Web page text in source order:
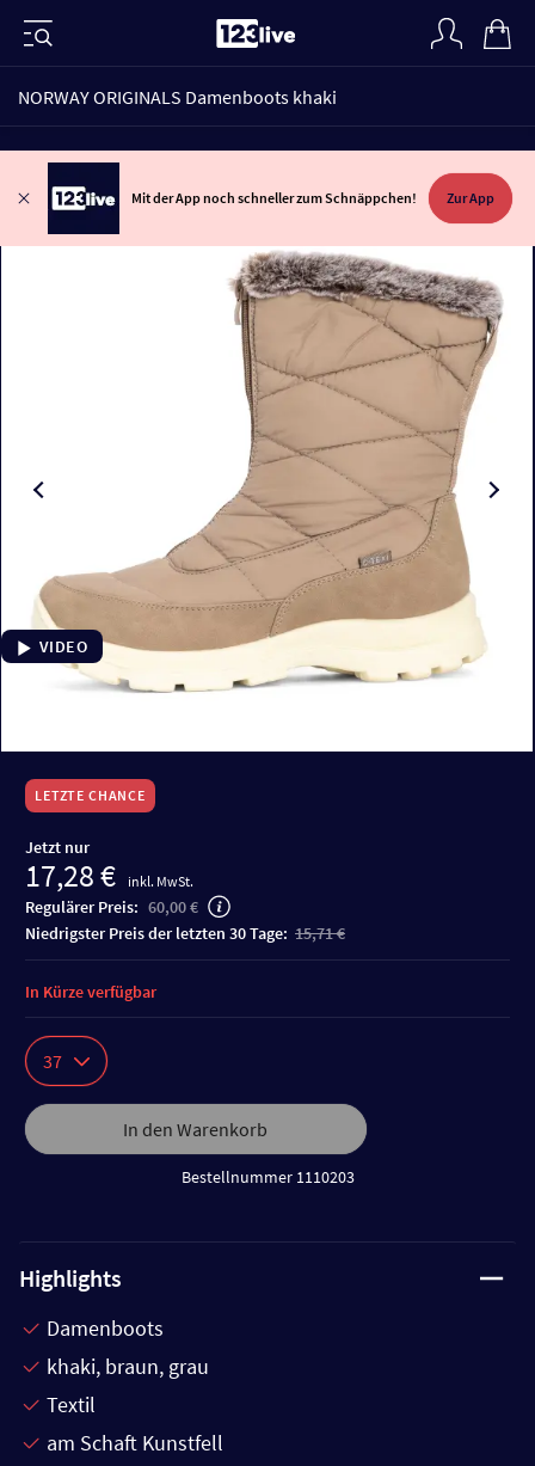
NORWAY ORIGINALS Damenboots khaki
Mit der App noch schneller zum Schnäppchen! Zur App
VIDEO
LETZTE CHANCE
Jetzt nur
17,28 € inkl. MwSt.
Regulärer Preis: 60,00 €
niedrigster Preis der letzten 30 Tage: 15,71 €
37
In den Warenkorb
Bestellnummer 1110203
In Kürze verfügbar
Highlights
Damenboots
khaki, braun, grau
Textil
am Schaft Kunstfell